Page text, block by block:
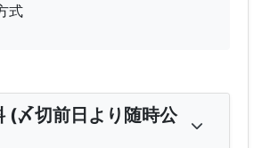
式
(〆切前日より随時公